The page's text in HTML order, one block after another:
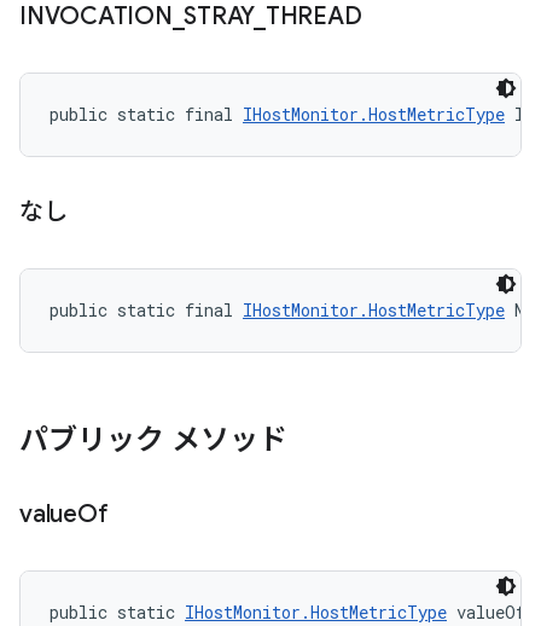
INVOCATION _STRAY_ THREAD
public static final IHostMonitor.HostMetricType
なし
public static final IHostMonitor.HostMetricType
パブリック メソッド
valueOf
public static IHostMonitor.HostMetricType valueOf